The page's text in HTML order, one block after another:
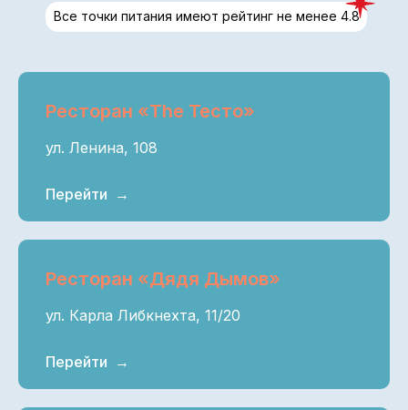
Ресторан «The Тесто»
ул. Ленина, 108
Перейти
Ресторан «Дядя Дымов»
ул. Карла Либкнехта, 11/20
Перейти